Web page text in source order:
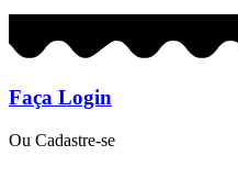
Faça Login
Ou Cadastre-se